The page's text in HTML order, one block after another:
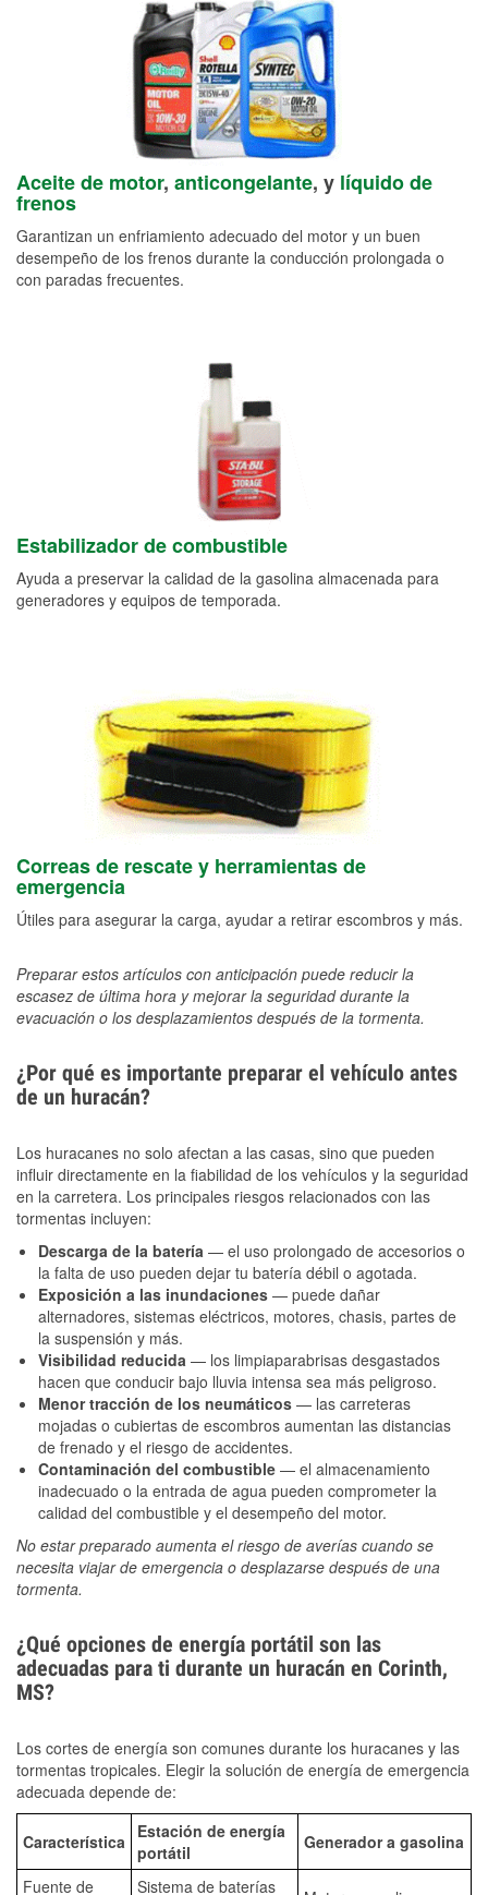
Aceite de motor, anticongelante, y líquido de
frenos
Garantizan un enfriamiento adecuado del motor y un buen
desempeño de los frenos durante la conducción prolongada o
con paradas frecuentes.
Estabilizador de combustible
Ayuda a preservar la calidad de la gasolina almacenada para
generadores y equipos de temporada.
Correas de rescate y herramientas de
emergencia
Útiles para asegurar la carga, ayudar a retirar escombros y más.
Preparar estos artículos con anticipación puede reducir la
escasez de última hora y mejorar la seguridad durante la
evacuación o los desplazamientos después de la tormenta.
¿Por qué es importante preparar el vehículo antes
de un huracán?
Los huracanes no solo afectan a las casas, sino que pueden
influir directamente en la fiabilidad de los vehículos y la seguridad
en la carretera. Los principales riesgos relacionados con las
tormentas incluyen:
Descarga de la batería — el uso prolongado de accesorios o
la falta de uso pueden dejar tu batería débil o agotada.
Exposición a las inundaciones — puede dañar
alternadores, sistemas eléctricos, motores, chasis, partes de
la suspensión y más.
Visibilidad reducida — los limpiaparabrisas desgastados
hacen que conducir bajo lluvia intensa sea más peligroso.
Menor tracción de los neumáticos — las carreteras
mojadas o cubiertas de escombros aumentan las distancias
de frenado y el riesgo de accidentes.
Contaminación del combustible — el almacenamiento
inadecuado o la entrada de agua pueden comprometer la
calidad del combustible y el desempeño del motor.
No estar preparado aumenta el riesgo de averías cuando se
necesita viajar de emergencia o desplazarse después de una
tormenta.
¿Qué opciones de energía portátil son las
adecuadas para ti durante un huracán en Corinth,
MS?
Los cortes de energía son comunes durante los huracanes y las
tormentas tropicales. Elegir la solución de energía de emergencia
adecuada depende de:
Característica
Estación de energía
portátil
Generador a gasolina
Fuente de Sistema de baterías